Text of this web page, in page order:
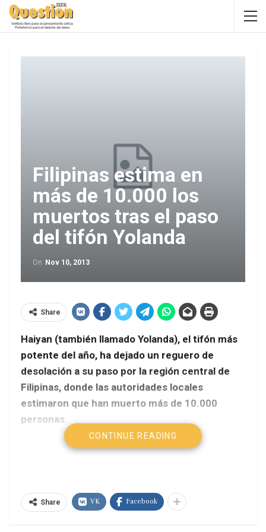
Filipinas estima en
más de 10.000 los
muertos tras el paso
del tifón Yolanda
On Nov 10, 2013
Share
Haiyan (también llamado Yolanda), el tifón más
potente del año, ha dejado un reguero de
desolación a su paso por la región central de
Filipinas, donde las autoridades locales
estimaron que han muerto más de 10.000
personas.
El Hufftingon Post/Agencias
Leyte, con una población de 220.000 personas,
CONTINUE READING
Share VK Facebook